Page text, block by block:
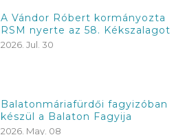
A Vándor Róbert kormányozta
RSM nyerte az 58. Kékszalagot
2026. Jul. 30
Balatonmáriafürdői fagyizóban
készül a Balaton Fagyija
2026. May. 08